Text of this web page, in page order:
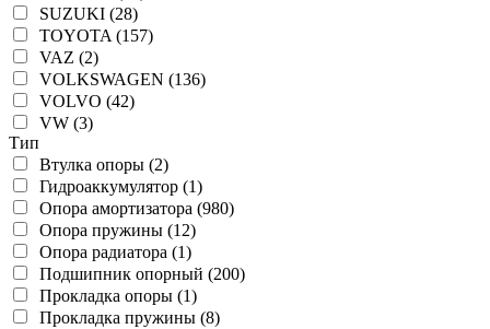
SUZUKI (28)
TOYOTA (157)
VAZ (2)
VOLKSWAGEN (136)
VOLVO (42)
VW (3)
Тип
Втулка опоры (2)
Гидроаккумулятор (1)
Опора амортизатора (980)
Опора пружины (12)
Опора радиатора (1)
Подшипник опорный (200)
Прокладка опоры (1)
Прокладка пружины (8)